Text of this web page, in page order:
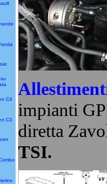
C4
C3
impianti
diretta
TSI.